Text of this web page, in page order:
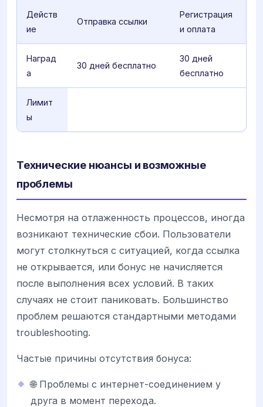
Действ
ие
Отправка ссылки
Регистрация
и оплата
Наград
а
30 дней бесплатно
30 дней
бесплатно
Лимит
ы
Технические нюансы и возможные
проблемы
Несмотря на отлаженность процессов, иногда
возникают технические сбои. Пользователи
могут столкнуться с ситуацией, когда ссылка
не открывается, или бонус не начисляется
после выполнения всех условий. В таких
случаях не стоит паниковать. Большинство
проблем решаются стандартными методами
troubleshooting.
Частые причины отсутствия бонуса:
🌐 Проблемы с интернет-соединением у
друга в момент перехода.